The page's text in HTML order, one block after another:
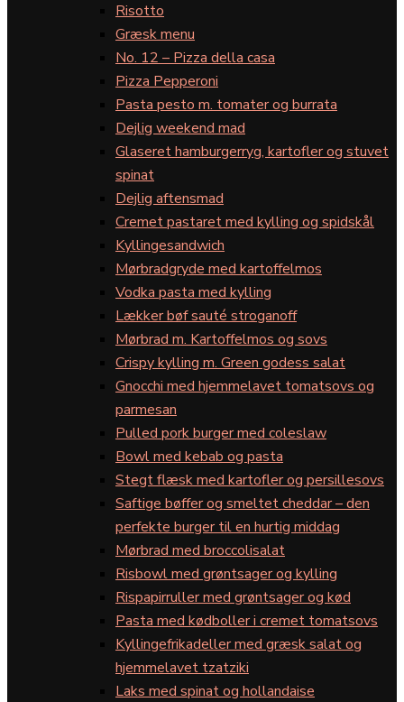
Risotto
Græsk menu
No. 12 – Pizza della casa
Pizza Pepperoni
Pasta pesto m. tomater og burrata
Dejlig weekend mad
Glaseret hamburgerryg, kartofler og stuvet
spinat
Dejlig aftensmad
Cremet pastaret med kylling og spidskål
Kyllingesandwich
Mørbradgryde med kartoffelmos
Vodka pasta med kylling
Lækker bøf sauté stroganoff
Mørbrad m. Kartoffelmos og sovs
Crispy kylling m. Green godess salat
Gnocchi med hjemmelavet tomatsovs og
parmesan
Pulled pork burger med coleslaw
Bowl med kebab og pasta
Stegt flæsk med kartofler og persillesovs
Saftige bøffer og smeltet cheddar – den
perfekte burger til en hurtig middag
Mørbrad med broccolisalat
Risbowl med grøntsager og kylling
Rispapirruller med grøntsager og kød
Pasta med kødboller i cremet tomatsovs
Kyllingefrikadeller med græsk salat og
hjemmelavet tzatziki
Laks med spinat og hollandaise